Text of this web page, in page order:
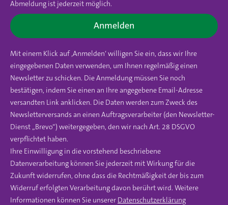
Abmeldung ist jederzeit möglich.
Anmelden
Mit einem Klick auf ‚Anmelden‘ willigen Sie ein, dass wir Ihre
eingegebenen Daten verwenden, um Ihnen regelmäßig einen
Newsletter zu schicken. Die Anmeldung müssen Sie noch
bestätigen, indem Sie einen an Ihre angegebene Email-Adresse
versandten Link anklicken. Die Daten werden zum Zweck des
Newsletterversands an einen Auftragsverarbeiter (den Newsletter-
Dienst „Brevo“) weitergegeben, den wir nach Art. 28 DSGVO
verpflichtet haben.
Ihre Einwilligung in die vorstehend beschriebene
Datenverarbeitung können Sie jederzeit mit Wirkung für die
Zukunft widerrufen, ohne dass die Rechtmäßigkeit der bis zum
Widerruf erfolgten Verarbeitung davon berührt wird. Weitere
Informationen können Sie unserer Datenschutzerklärung